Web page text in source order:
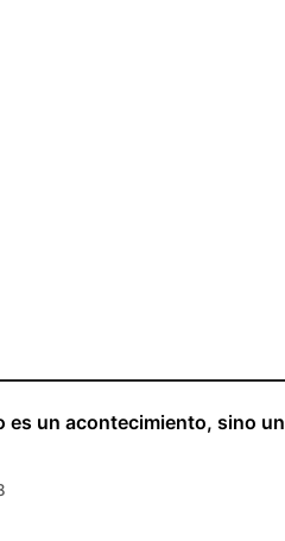
es un acontecimiento, sino un